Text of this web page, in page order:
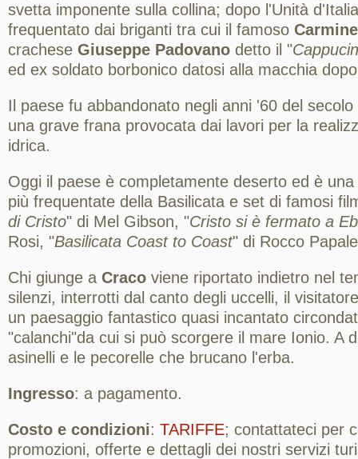
svetta imponente sulla collina; dopo l'Unità
frequentato dai briganti tra cui il famoso
crachese Giuseppe Padovano detto il "
ed ex soldato borbonico datosi alla macchia
Il paese fu abbandonato negli anni '60 del
una grave frana provocata dai lavori per la
idrica.
Oggi il paese è completamente deserto ed è
più frequentate della Basilicata e set di famosi
di Cristo" di Mel Gibson, "Cristo si è fermato a
Rosi, "Basilicata Coast to Coast" di Rocco
Chi giunge a Craco viene riportato indietro nel
silenzi, interrotti dal canto degli uccelli, il
un paesaggio fantastico quasi incantato
"calanchi"da cui si può scorgere il mare Ionio. A
asinelli e le pecorelle che brucano l'erba.
Ingresso: a pagamento.
Costo e condizioni: TARIFFE; contattateci per
promozioni, offerte e dettagli dei nostri servizi